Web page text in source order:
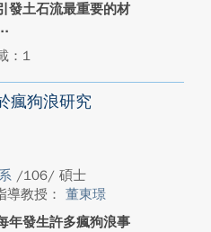
發土石流最重要的材
：1
瘋狗浪研究
/106/ 碩士
導教授： 董東璟
年發生許多瘋狗浪事